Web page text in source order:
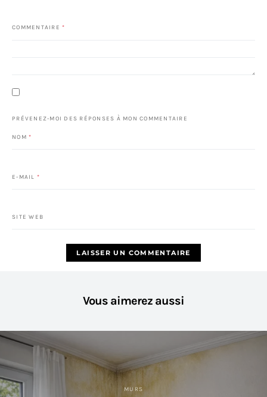
COMMENTAIRE *
PRÉVENEZ-MOI DES RÉPONSES À MON COMMENTAIRE
NOM *
E-MAIL *
SITE WEB
Vous aimerez aussi
MURS